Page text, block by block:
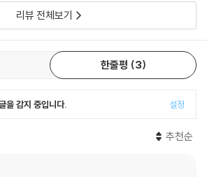
는 모습은 이제 막 새로운 출발선에 선 아이들
불어넣어 준다.
리뷰 전체보기
한줄평 3
을 감지 중입니다. 설정
추천순